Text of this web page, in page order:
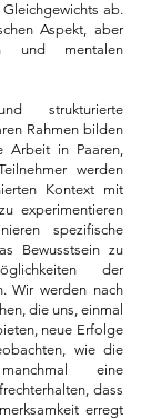
ab.
Aspekt, aber
und mentalen
strukturierte
Rahmen bilden
Arbeit in Paaren,
werden
Kontext mit
experimentieren
spezifische
Bewusstsein zu
der
Wir werden nach
die uns, einmal
neue Erfolge
wie die
eine
dass
erregt